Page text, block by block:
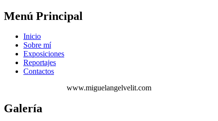
Menú Principal
Inicio
Sobre mí
Exposiciones
Reportajes
Contactos
www.miguelangelvelit.com
Galería